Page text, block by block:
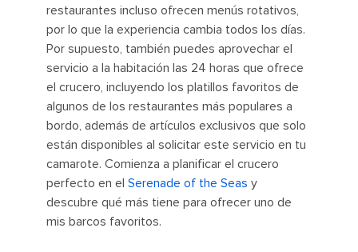
restaurantes incluso ofrecen menús rotativos,
por lo que la experiencia cambia todos los días.
Por supuesto, también puedes aprovechar el
servicio a la habitación las 24 horas que ofrece
el crucero, incluyendo los platillos favoritos de
algunos de los restaurantes más populares a
bordo, además de artículos exclusivos que solo
están disponibles al solicitar este servicio en tu
camarote. Comienza a planificar el crucero
perfecto en el Serenade of the Seas y
descubre qué más tiene para ofrecer uno de
mis barcos favoritos.